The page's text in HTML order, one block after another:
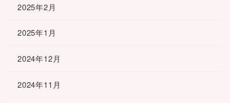
2025年2月
2025年1月
2024年12月
2024年11月